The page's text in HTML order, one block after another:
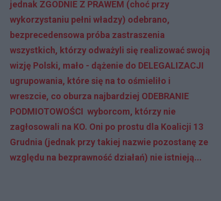
jednak ZGODNIE Z PRAWEM (choć przy
wykorzystaniu pełni władzy) odebrano,
bezprecedensowa próba zastraszenia
wszystkich, którzy odważyli się realizować swoją
wizję Polski, mało - dążenie do DELEGALIZACJI
ugrupowania, które się na to ośmieliło i
wreszcie, co oburza najbardziej ODEBRANIE
PODMIOTOWOŚCI wyborcom, którzy nie
zagłosowali na KO. Oni po prostu dla Koalicji 13
Grudnia (jednak przy takiej nazwie pozostanę ze
względu na bezprawność działań) nie istnieją...